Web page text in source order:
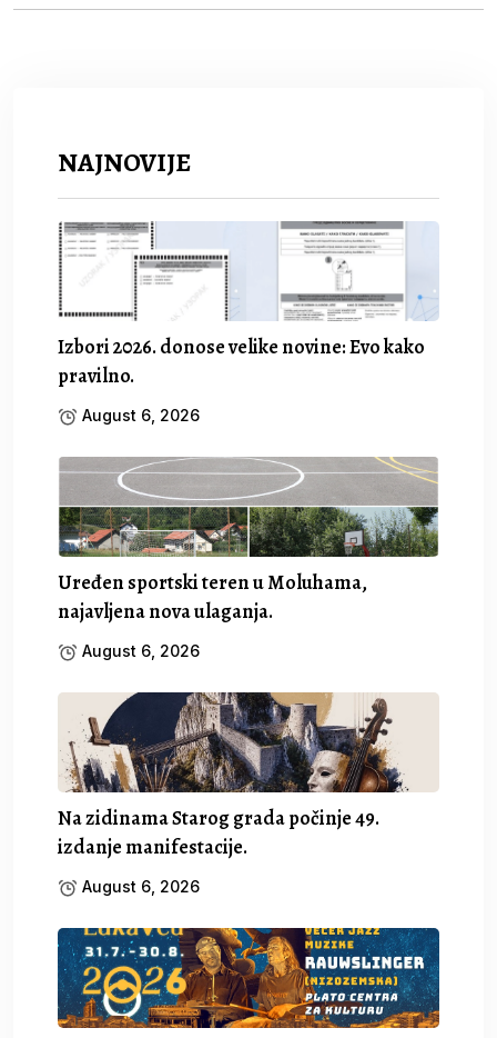
NAJNOVIJE
Izbori 2026. donose velike novine: Evo kako
pravilno.
August 6, 2026
Uređen sportski teren u Moluhama,
najavljena nova ulaganja.
August 6, 2026
Na zidinama Starog grada počinje 49.
izdanje manifestacije.
August 6, 2026